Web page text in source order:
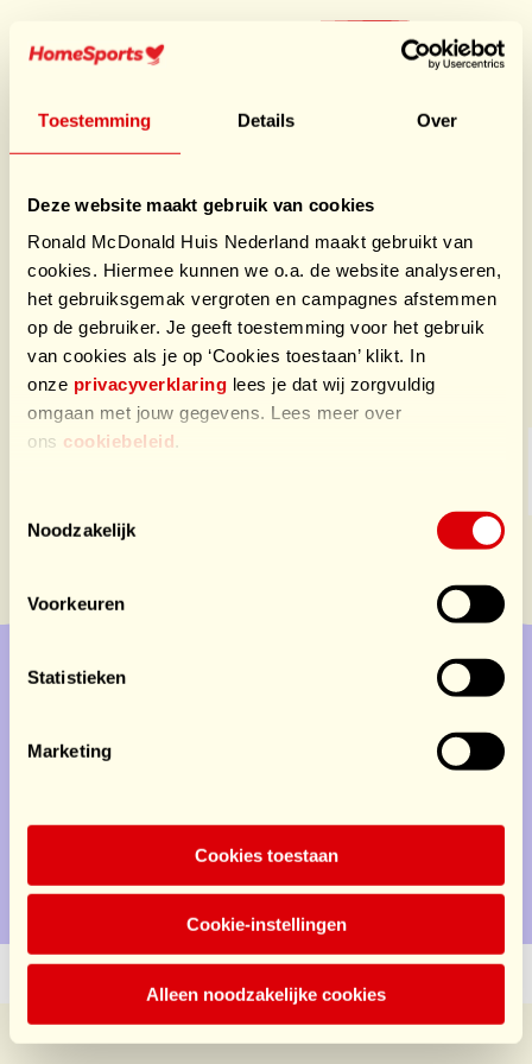
Toestemming Details Over
Deze website maakt gebruik van cookies
Ronald McDonald Huis Nederland maakt gebruikt van
cookies. Hiermee kunnen we o.a. de website analyseren,
het gebruiksgemak vergroten en campagnes afstemmen
op de gebruiker. Je geeft toestemming voor het gebruik
van cookies als je op ‘Cookies toestaan’ klikt. In
onze privacyverklaring lees je dat wij zorgvuldig
omgaan met jouw gegevens. Lees meer over
ons cookiebeleid.
Noodzakelijk
Voorkeuren
Statistieken
Marketing
Cookies toestaan
Cookie-instellingen
Alleen noodzakelijke cookies
hoofdnavigatie
Doe mee
Ik doe mee aan de hardloopactie, omdat ik geloof dat ik
doel. Hardlopen is voor mij niet alleen een uitdaging,
maar ook een kans om mijn energie in te zetten voor
iets betekenisvols. Het motiveert mij om mijn grenzen
te verleggen en tegelijkertijd anderen te helpen
Sponsors HomeSports
Doe mee
Contact